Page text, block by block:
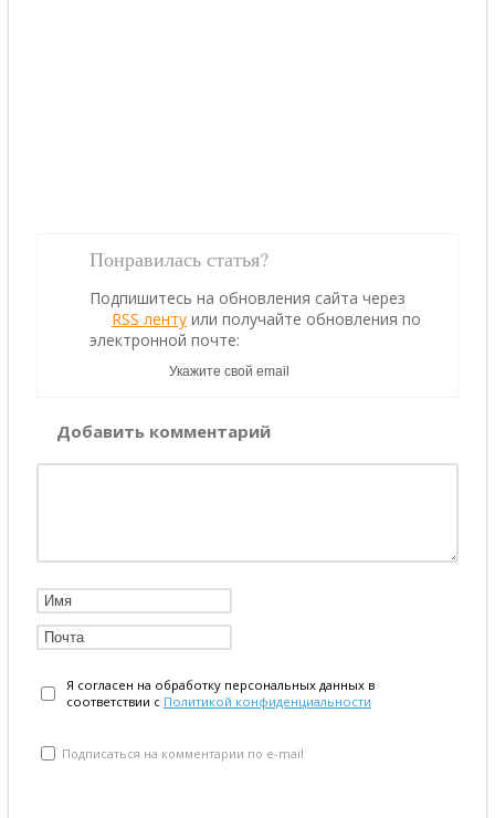
Понравилась статья?
Подпишитесь на обновления сайта через
RSS ленту или получайте обновления по
электронной почте:
Добавить комментарий
Я согласен на обработку персональных данных в
соответствии с Политикой конфиденциальности
Подписаться на комментарии по e-mail